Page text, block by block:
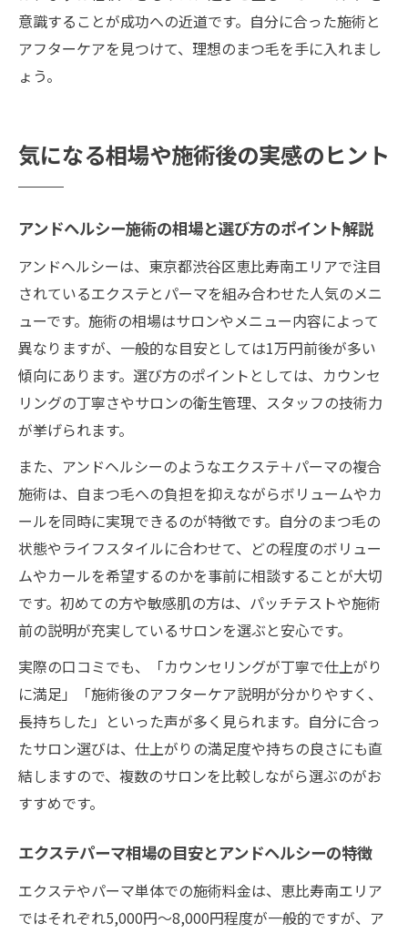
意識することが成功への近道です。自分に合った施術と
アフターケアを見つけて、理想のまつ毛を手に入れまし
ょう。
気になる相場や施術後の実感のヒント
アンドヘルシー施術の相場と選び方のポイント解説
アンドヘルシーは、東京都渋谷区恵比寿南エリアで注目
されているエクステとパーマを組み合わせた人気のメニ
ューです。施術の相場はサロンやメニュー内容によって
異なりますが、一般的な目安としては1万円前後が多い
傾向にあります。選び方のポイントとしては、カウンセ
リングの丁寧さやサロンの衛生管理、スタッフの技術力
が挙げられます。
また、アンドヘルシーのようなエクステ＋パーマの複合
施術は、自まつ毛への負担を抑えながらボリュームやカ
ールを同時に実現できるのが特徴です。自分のまつ毛の
状態やライフスタイルに合わせて、どの程度のボリュー
ムやカールを希望するのかを事前に相談することが大切
です。初めての方や敏感肌の方は、パッチテストや施術
前の説明が充実しているサロンを選ぶと安心です。
実際の口コミでも、「カウンセリングが丁寧で仕上がり
に満足」「施術後のアフターケア説明が分かりやすく、
長持ちした」といった声が多く見られます。自分に合っ
たサロン選びは、仕上がりの満足度や持ちの良さにも直
結しますので、複数のサロンを比較しながら選ぶのがお
すすめです。
エクステパーマ相場の目安とアンドヘルシーの特徴
エクステやパーマ単体での施術料金は、恵比寿南エリア
ではそれぞれ5,000円～8,000円程度が一般的ですが、ア